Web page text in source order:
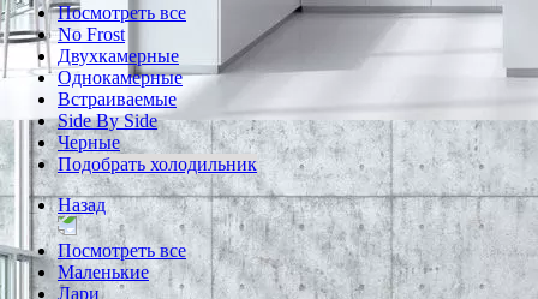
Посмотреть все
No Frost
Двухкамерные
Однокамерные
Встраиваемые
Side By Side
Черные
Подобрать холодильник
Назад
Посмотреть все
Маленькие
Лари